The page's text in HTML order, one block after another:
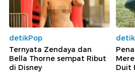
detikPop
Ternyata Zendaya dan
Bella Thorne sempat Ribut
di Disney
Duit